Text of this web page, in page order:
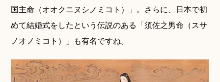
国主命（オオクニヌシノミコト）」。さらに、日本で初
めて結婚式をしたという伝説のある「須佐之男命（スサ
ノオノミコト）」も有名ですね。